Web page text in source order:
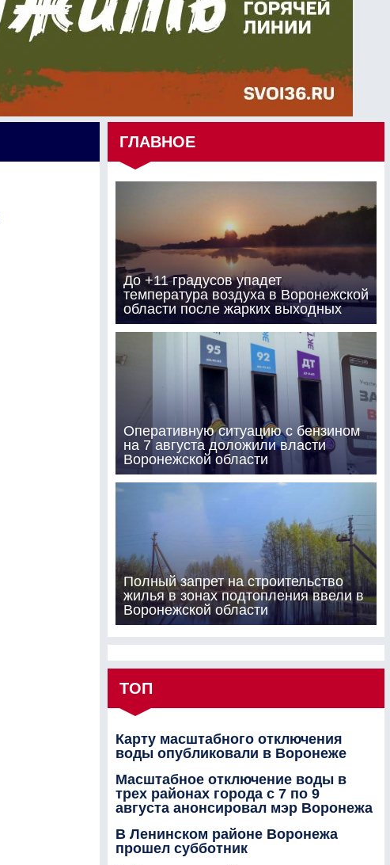
ГЛАВНОЕ
До +11 градусов упадет
температура воздуха в Воронежской
области после жарких выходных
Оперативную ситуацию с бензином
на 7 августа доложили власти
Воронежской области
Полный запрет на строительство
жилья в зонах подтопления ввели в
Воронежской области
ТОП
Карту масштабного отключения
воды опубликовали в Воронеже
Масштабное отключение воды в
трех районах города с 7 по 9
августа анонсировал мэр Воронежа
В Ленинском районе Воронежа
прошел субботник